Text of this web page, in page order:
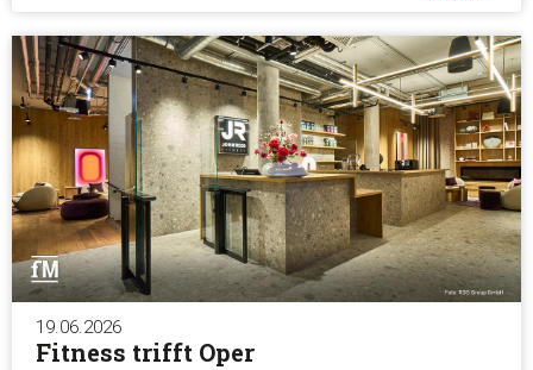
19.06.2026
Fitness trifft Oper